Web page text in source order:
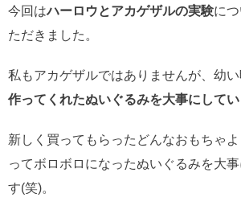
今回はハーロウとアカゲザルの実験に
ただきました。
私もアカゲザルではありませんが、幼
作ってくれたぬいぐるみを大事にしてい
新しく買ってもらったどんなおもちゃ
ってボロボロになったぬいぐるみを大
す(笑)。